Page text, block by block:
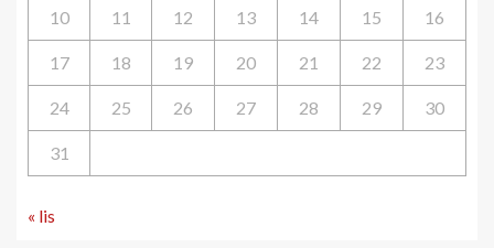
10 11 12 13 14 15 16
17 18 19 20 21 22 23
24 25 26 27 28 29 30
31
« lis